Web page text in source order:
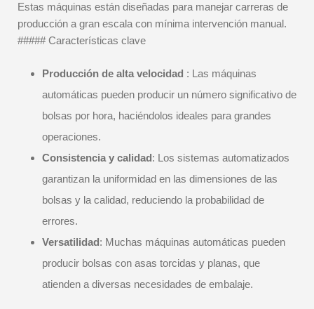
Estas máquinas están diseñadas para manejar carreras de
producción a gran escala con mínima intervención manual.
##### Características clave
Producción de alta velocidad : Las máquinas
automáticas pueden producir un número significativo de
bolsas por hora, haciéndolos ideales para grandes
operaciones.
Consistencia y calidad: Los sistemas automatizados
garantizan la uniformidad en las dimensiones de las
bolsas y la calidad, reduciendo la probabilidad de
errores.
Versatilidad: Muchas máquinas automáticas pueden
producir bolsas con asas torcidas y planas, que
atienden a diversas necesidades de embalaje.